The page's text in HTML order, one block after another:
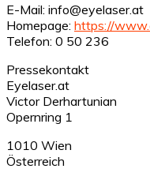
E-Mail: info@eyelaser.at
Homepage: https://
Telefon: 0 50 236
Pressekontakt
Eyelaser.at
Victor Derhartunian
Opernring 1
1010 Wien
Österreich